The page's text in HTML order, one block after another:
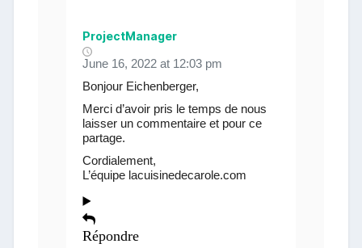
ProjectManager
June 16, 2022 at 12:03 pm
Bonjour Eichenberger,
Merci d’avoir pris le temps de nous
laisser un commentaire et pour ce
partage.
Cordialement,
L’équipe lacuisinedecarole.com
Répondre